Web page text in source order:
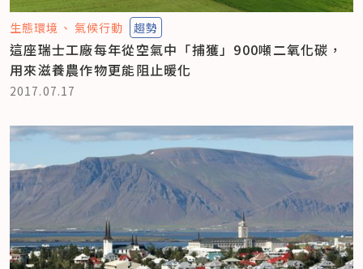
生態環境 氣候行動 趨勢
這座瑞士工廠每年從空氣中「捕獲」900噸二氧化碳，
用來滋養農作物更能阻止暖化
2017.07.17